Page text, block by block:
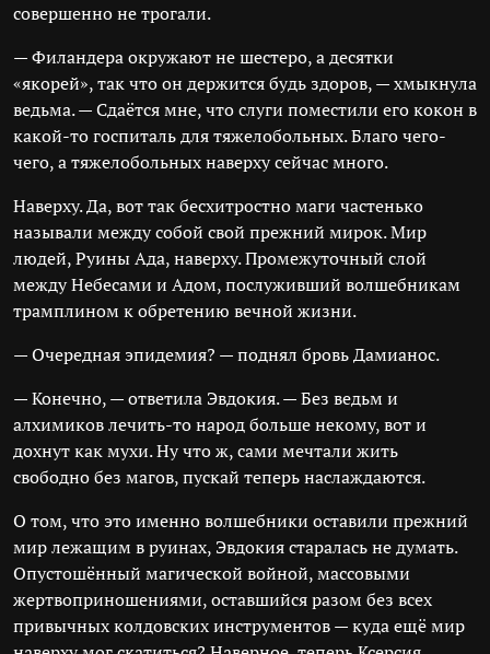
совершенно не трогали.
— Филандера окружают не шестеро, а десятки
«якорей», так что он держится будь здоров, — хмыкнула
ведьма. — Сдаётся мне, что слуги поместили его кокон в
какой-то госпиталь для тяжелобольных. Благо чего-
чего, а тяжелобольных наверху сейчас много.
Наверху. Да, вот так бесхитростно маги частенько
называли между собой свой прежний мирок. Мир
людей, Руины Ада, наверху. Промежуточный слой
между Небесами и Адом, послуживший волшебникам
трамплином к обретению вечной жизни.
— Очередная эпидемия? — поднял бровь Дамианос.
— Конечно, — ответила Эвдокия. — Без ведьм и
алхимиков лечить-то народ больше некому, вот и
дохнут как мухи. Ну что ж, сами мечтали жить
свободно без магов, пускай теперь наслаждаются.
О том, что это именно волшебники оставили прежний
мир лежащим в руинах, Эвдокия старалась не думать.
Опустошённый магической войной, массовыми
жертвоприношениями, оставшийся разом без всех
привычных колдовских инструментов — куда ещё мир